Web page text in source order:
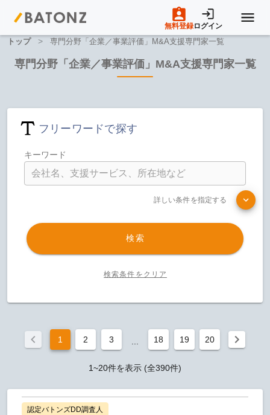
無料登録ログイン
売りたい方へ
買いたい方へ
M&A専門家の方へ
トップ > 専門分野「企業／事業評価」M&A支援専門家一覧
専門分野「企業／事業評価」M&A支援専門家一覧
フリーワードで探す
キーワード
詳しい条件を指定する
検索
検索条件をクリア
1 2 3 18 19 20
1~20件を表示 (全390件)
認定バトンズDD調査人